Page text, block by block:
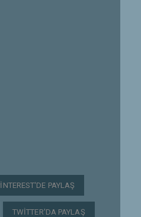
PAYLAŞ
TWITTER'DA PAYLAŞ